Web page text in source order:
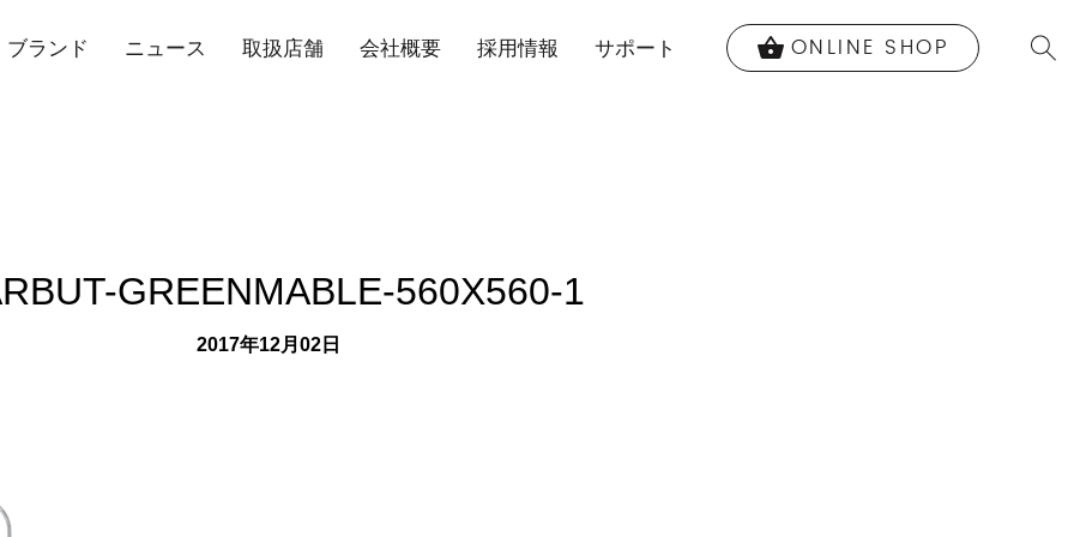
ブランド ニュース 取扱店舗 会社概要 採用情報 サポート shopping_basket ONLINE SHOP
GREENMABLE-560X560-1
2017年12月02日